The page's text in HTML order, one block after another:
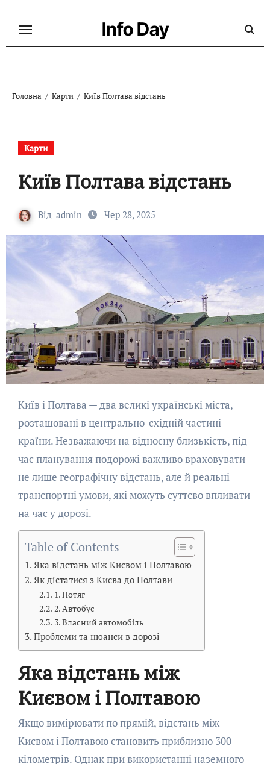
Info Day
Головна Карти Київ Полтава відстань
Карти
Київ Полтава відстань
Від admin Чер 28, 2025
Київ і Полтава — два великі українські міста,
розташовані в центрально-східній частині
країни. Незважаючи на відносну близькість, під
час планування подорожі важливо враховувати
не лише географічну відстань, але й реальні
транспортні умови, які можуть суттєво впливати
на час у дорозі.
Table of Contents
Яка відстань між Києвом і Полтавою
Як дістатися з Києва до Полтави
1. Потяг
2. Автобус
3. Власний автомобіль
Проблеми та нюанси в дорозі
Яка відстань між
Києвом і Полтавою
Якщо вимірювати по прямій, відстань між
Києвом і Полтавою становить приблизно 300
кілометрів. Однак при використанні наземного